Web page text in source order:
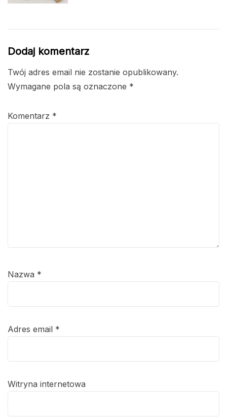
Dodaj komentarz
Twój adres email nie zostanie opublikowany.
Wymagane pola są oznaczone *
Komentarz *
Nazwa *
Adres email *
Witryna internetowa